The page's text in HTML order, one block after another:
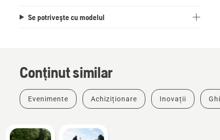
Se potriveşte cu modelul
Conținut similar
Evenimente Achiziționare Inovații